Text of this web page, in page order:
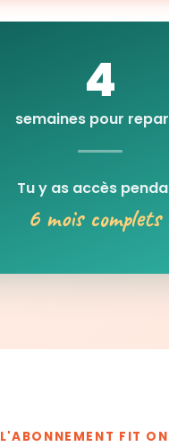
4
semaines pour
Tu y as accès
6 mois complets
L'ABONNEMENT FIT